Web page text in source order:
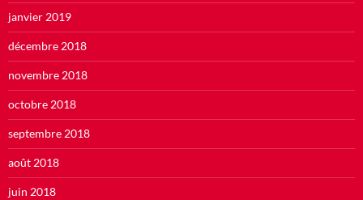
janvier 2019
décembre 2018
novembre 2018
octobre 2018
septembre 2018
août 2018
juin 2018